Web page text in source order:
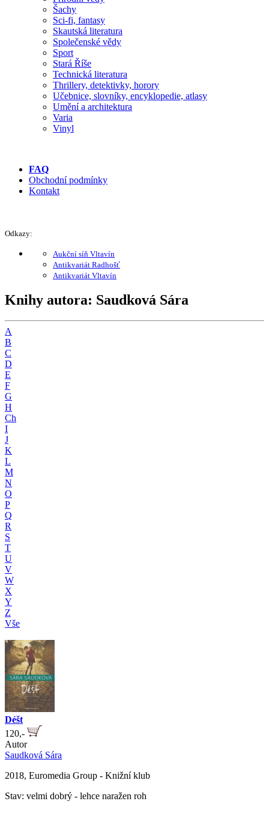
Šachy
Sci-fi, fantasy
Skautská literatura
Společenské vědy
Sport
Stará Říše
Technická literatura
Thrillery, detektivky, horory
Učebnice, slovníky, encyklopedie, atlasy
Umění a architektura
Varia
Vinyl
FAQ
Obchodní podmínky
Kontakt
Odkazy:
Aukční síň Vltavín
Antikvariát Radhošť
Antikvariát Vltavín
Knihy autora: Saudková Sára
A
B
C
D
E
F
G
H
Ch
I
J
K
L
M
N
O
P
Q
R
S
T
U
V
W
X
Y
Z
Vše
Déšt
120,-
Autor
Saudková Sára
2018, Euromedia Group - Knižní klub
Stav: velmi dobrý - lehce naražen roh